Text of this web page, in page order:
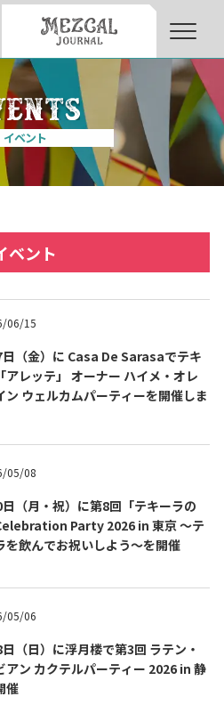
About Tequila Journal
What’s Tequila
How to Drink Tequila
Cuisines of Mexico
イベント
ベント
06/15
（金）に Casa De Sarasaでテキ
アレッテ」 オーナー ハイメ・オレ
ン ウェルカムパーティーを開催しま
05/08
（月・祝）に第8回「テキーラの
Party 2026 in 東京 ～テ
を飲んでお祝いしよう～を開催
05/06
（日）に浮月楼で第3回 ラテン・
アン カクテルパーティー 2026 in 静
催